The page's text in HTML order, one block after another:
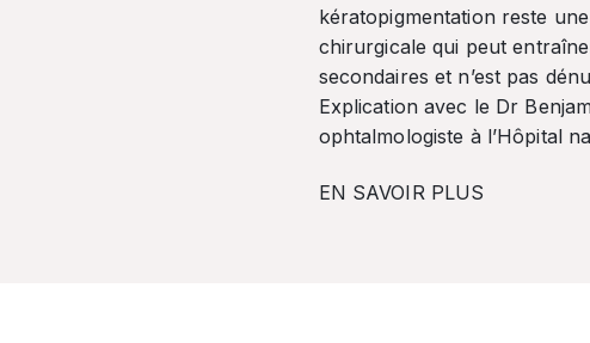
kératopigmentation reste
chirurgicale qui peut
secondaires et n’est pas
Explication avec le Dr
ophtalmologiste à l’Hôpital
EN SAVOIR PLUS